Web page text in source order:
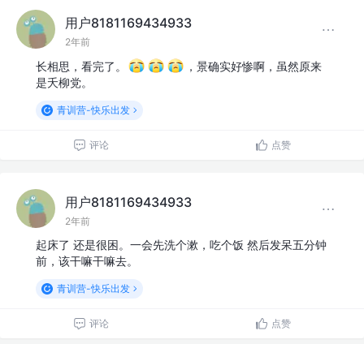
用户8181169434933
2年前
长相思，看完了。
，景确实好惨啊，虽然原来
是夭柳党。
青训营-快乐出发
评论 点赞
用户8181169434933
2年前
起床了 还是很困。一会先洗个漱，吃个饭 然后发呆五分钟
前，该干嘛干嘛去。
青训营-快乐出发
评论 点赞